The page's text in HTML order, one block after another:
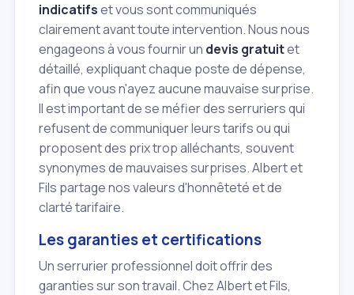
indicatifset vous sont communiqués
clairement avant toute intervention. Nous nous
engageons à vous fournir un devis gratuitet
détaillé, expliquant chaque poste de dépense,
afin que vous n'ayez aucune mauvaise surprise.
Il est important de se méfier des serruriers qui
refusent de communiquer leurs tarifs ou qui
proposent des prix trop alléchants, souvent
synonymes de mauvaises surprises. Albert et
Fils partage nos valeurs d'honnêteté et de
clarté tarifaire.
Les garanties et certifications
Un serrurier professionnel doit offrir des
garanties sur son travail. Chez Albert et Fils,